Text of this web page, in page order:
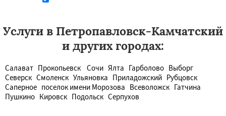
Услуги в Петропавловск-Камчатский
и других городах:
Салават Прокопьевск Сочи Ялта Гарболово Выборг
Северск Смоленск Ульяновка Приладожский Рубцовск
Саперное поселок имени Морозова Всеволожск Гатчина
Пушкино Кировск Подольск Серпухов